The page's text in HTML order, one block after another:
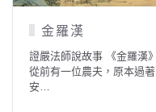
金羅漢
證嚴法師說故事 《金羅漢》
從前有一位農夫，原本過著
安…